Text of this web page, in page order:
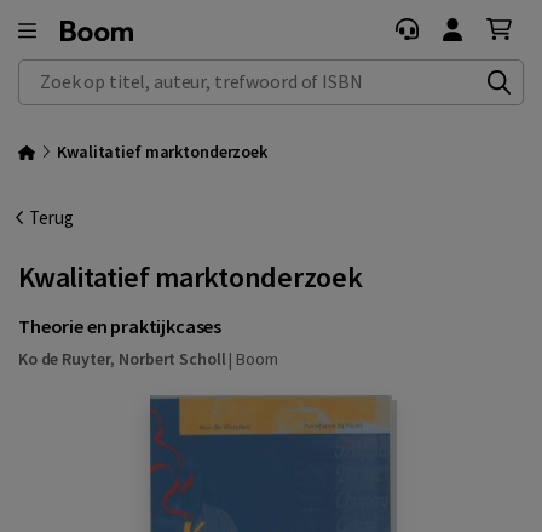
Zoek op titel, auteur, trefwoord of ISBN
Kwalitatief marktonderzoek
Terug
Kwalitatief marktonderzoek
Theorie en praktijkcases
Ko de Ruyter, Norbert Scholl| Boom